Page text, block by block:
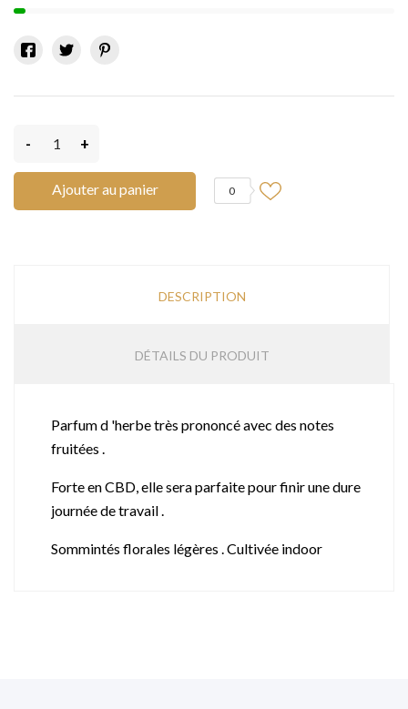
- +
Ajouter au panier 0
DESCRIPTION
DÉTAILS DU PRODUIT
Parfum d 'herbe très prononcé avec des notes
fruitées .
Forte en CBD, elle sera parfaite pour finir une dure
journée de travail .
Sommintés florales légères . Cultivée indoor